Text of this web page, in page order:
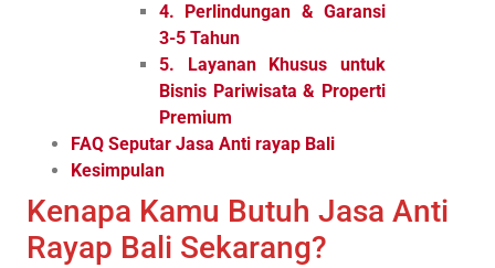
4. Perlindungan & Garansi
3-5 Tahun
5. Layanan Khusus untuk
Bisnis Pariwisata & Properti
Premium
FAQ Seputar Jasa Anti rayap Bali
Kesimpulan
Kenapa Kamu Butuh Jasa Anti
Rayap Bali Sekarang?